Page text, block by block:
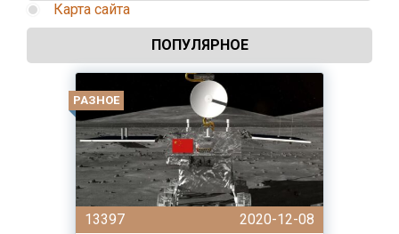
Карта сайта
ПОПУЛЯРНОЕ
РАЗНОЕ
13397
2020-12-08